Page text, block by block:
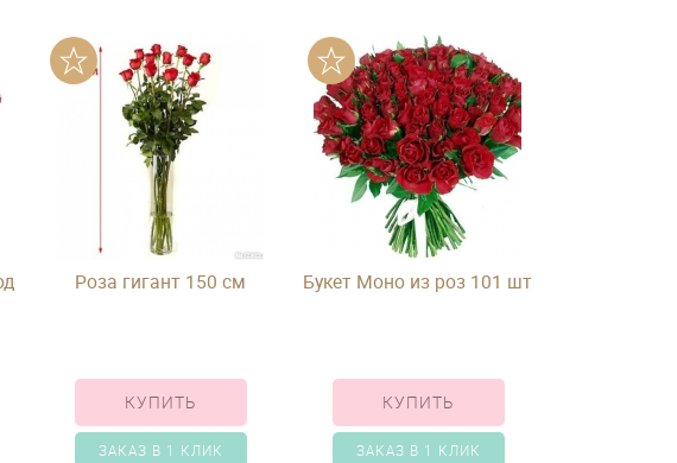
Роза гигант 150 см
КУПИТЬ
ЗАКАЗ В 1 КЛИК
Букет Моно из роз 101 шт
КУПИТЬ
ЗАКАЗ В 1 КЛИК